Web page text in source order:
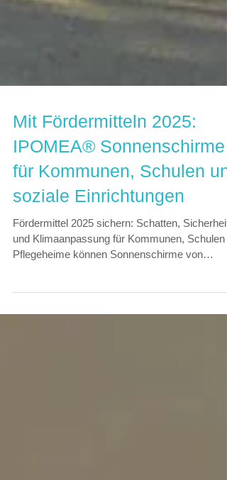
Mit Fördermitteln 2025:
IPOMEA® Sonnenschirme
für Kommunen, Schulen
soziale Einrichtungen
Fördermittel 2025 sichern: Schatten, Sicherheit
und Klimaanpassung für Kommunen, Schulen
IPOMEA® über das BMVU-Gesetz fördern